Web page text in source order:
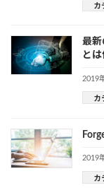
カ
最新
とは
2019
カ
2019
カ